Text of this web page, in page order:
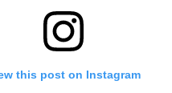
this post on Instagram
العروض الخاصة
البريد الإلكتروني